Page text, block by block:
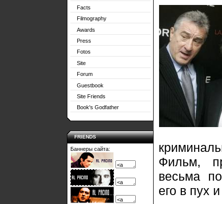
Facts
Filmography
Awards
Press
Fotos
Site
Forum
Guestbook
Site Friends
Book's Godfather
FRIENDS
Баннеры сайта:
Фильм,
весьма
его в пух